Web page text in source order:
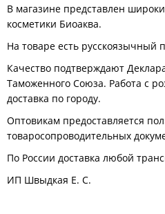
В магазине представлен
косметики Биоаква.
На товаре есть русскоязычный
Качество подтверждают
Таможенного Союза. Работа с
доставка по городу.
Оптовикам предоставляется
товаросопроводительных
По России доставка любой
ИП Швыдкая Е. С.